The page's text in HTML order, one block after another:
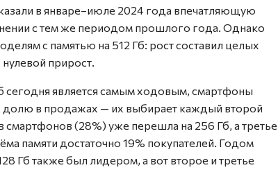
в январе–июле 2024 года впечатляющую
с тем же периодом прошлого года. Однако
с памятью на 512 Гб: рост составил целых
прирост.
сегодня является самым ходовым, смартфоны
в продажах — их выбирает каждый второй
(28%) уже перешла на 256 Гб, а третье
памяти достаточно 19% покупателей. Годом
Гб также был лидером, а вот второе и третье